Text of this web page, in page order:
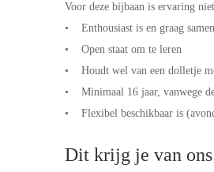
Voor deze bijbaan is ervaring
• Enthousiast is en graag
• Open staat om te leren
• Houdt wel van een dolletje
• Minimaal 16 jaar, vanwege
• Flexibel beschikbaar is
Dit krijg je van